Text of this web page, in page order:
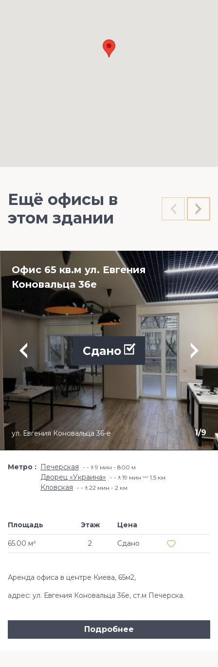
Ещё офисы в
этом здании
Офис 65 кв.м ул. Евгения
Коновальца 36е
1/9
Сдано
ул. Евгения Коновальца 36-е
Метро Печерская -🚶9 мин - 800 м
Дворец «Украина» -🚶19 мин 〰️ 1,5 км
Кловская -🚶22 мин - 2 км
Площадь
65.00 м²
Этаж
2
Цена
Сдано
Аренда офиса в центре Киева, 65м2,
адрес: ул. Евгения Коновальца 36е, ст.м Печерска.
Подробнее